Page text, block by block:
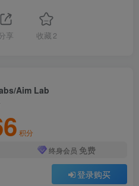
享 收藏 2
Aim Lab
积分
终身会员 免费
登录购买